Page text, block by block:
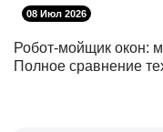
08 Июл 2026
Робот-мойщик окон:
Полное сравнение